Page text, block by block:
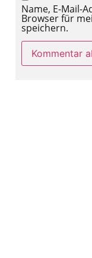
Name, E-Mail-
Browser für
speichern.